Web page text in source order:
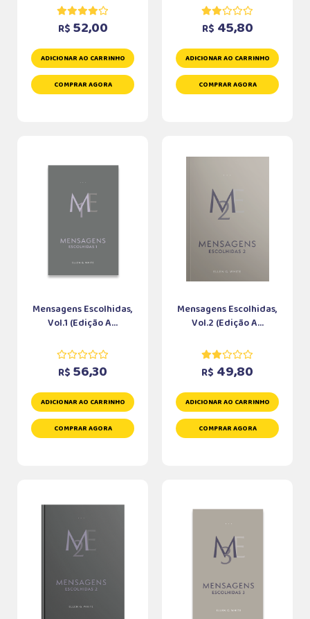
R$ 52,00
ADICIONAR AO CARRINHO
COMPRAR AGORA
R$ 45,80
ADICIONAR AO CARRINHO
COMPRAR AGORA
Mensagens Escolhidas,
Vol.1 (Edição A...
R$ 56,30
ADICIONAR AO CARRINHO
COMPRAR AGORA
Mensagens Escolhidas,
Vol.2 (Edição A...
R$ 49,80
ADICIONAR AO CARRINHO
COMPRAR AGORA